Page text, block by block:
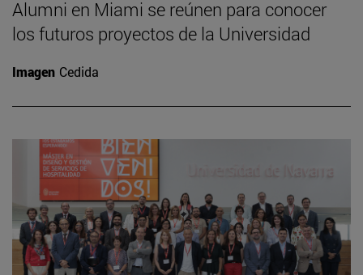
Alumni en Miami se reúnen para conocer
los futuros proyectos de la Universidad
Imagen Cedida